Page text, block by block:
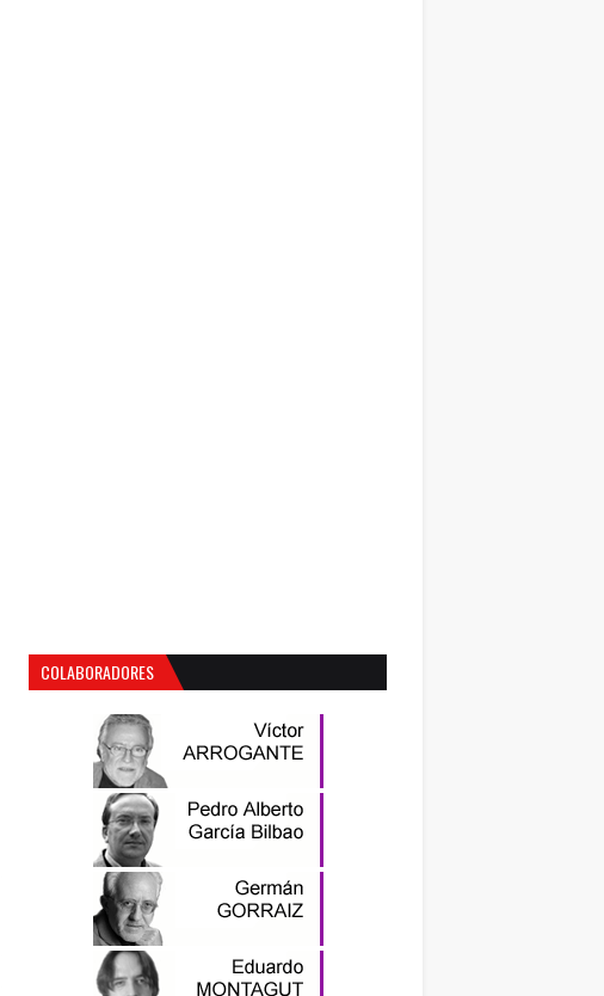
COLABORADORES